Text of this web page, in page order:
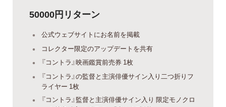
50000円リターン
公式ウェブサイトにお名前を掲載
コレクター限定のアップデートを共有
『コントラ』映画鑑賞前売券 1枚
『コントラ』の監督と主演俳優サイン入り二つ折りフ
ライヤー 1枚
『コントラ』監督と主演俳優サイン入り 限定モノクロ